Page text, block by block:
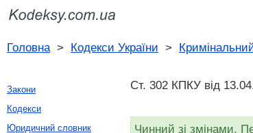
Головна> Кодекси України >
Ст. 302 КПКУ від
Чинний зі змінами.
Закони
Кодекси
Юридичний словник